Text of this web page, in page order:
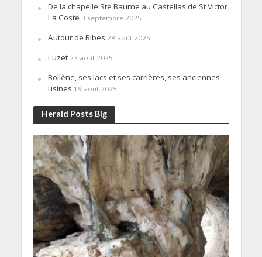
De la chapelle Ste Baume au Castellas de St Victor
La Coste 3 septembre 2025
Autour de Ribes 28 août 2025
Luzet 23 août 2025
Bollène, ses lacs et ses carrières, ses anciennes
usines 19 août 2025
Herald Posts Big